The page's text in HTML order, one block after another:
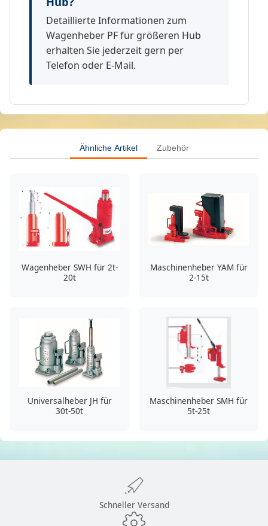
Detaillierte Informationen zum
Wagenheber PF für größeren Hub
erhalten Sie jederzeit gern per
Telefon oder E-Mail.
Ähnliche Artikel Zubehör
Wagenheber SWH für 2t-
20t
Maschinenheber YAM für
2-15t
Universalheber JH für
30t-50t
Maschinenheber SMH für
5t-25t
Schneller Versand